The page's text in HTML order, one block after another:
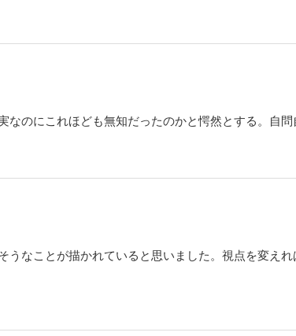
走り出す！
くれる場所は無いの」“独り身の高齢者”の現実を描く【セカンドラ
のにこれほども無知だったのかと愕然とする。自問
うなことが描かれていると思いました。視点を変え